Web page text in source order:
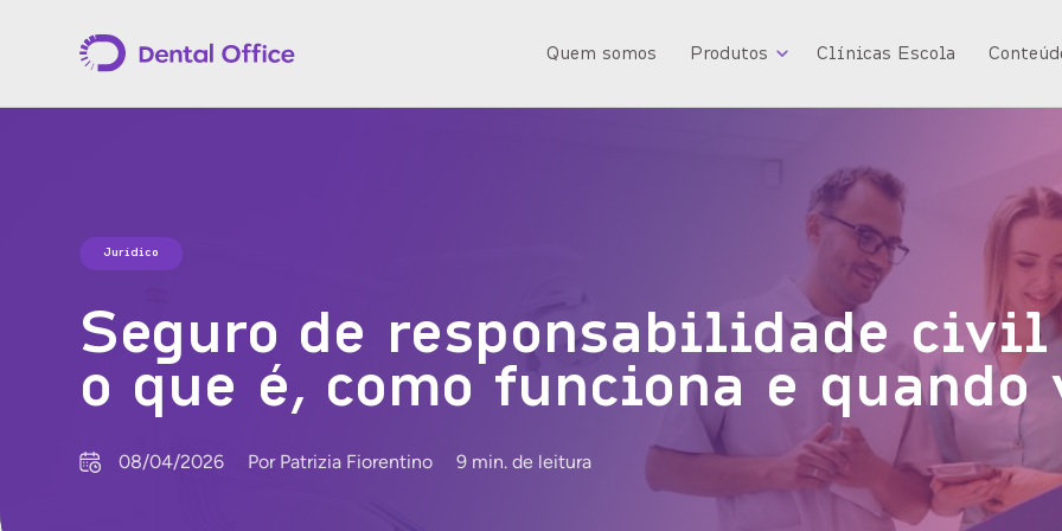
Quem somos Produtos Clínicas Escola
Jurídico
Seguro de responsabilidade
o que é, como funciona e quando
08/04/2026 Por Patrizia Fiorentino 9 min. de leitura